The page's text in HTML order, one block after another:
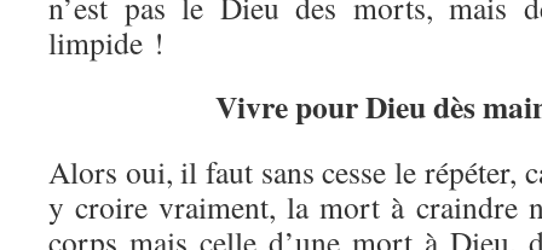
limpide !
Vivre pour Dieu dès
Alors oui, il faut sans cesse le répéter,
y croire vraiment, la mort à craindre
corps mais celle d’une mort à Dieu,